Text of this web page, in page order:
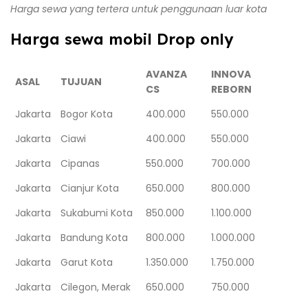
Harga sewa yang tertera untuk penggunaan luar kota
Harga sewa mobil Drop only
ASAL TUJUAN
AVANZA
CS
INNOVA
REBORN
Jakarta
Bogor Kota 400.000
550.000
Jakarta
Ciawi 400.000
550.000
Jakarta
Cipanas 550.000
700.000
Jakarta
Cianjur Kota 650.000
800.000
Jakarta
Sukabumi Kota 850.000
1.100.000
Jakarta
Bandung Kota 800.000
1.000.000
Jakarta
Garut Kota 1.350.000
1.750.000
Jakarta
Cilegon, Merak 650.000
750.000